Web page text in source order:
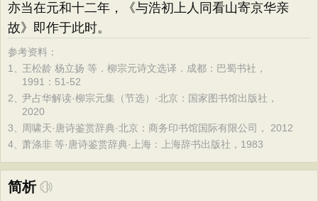
亦当在元和十二年，《与浩初上人同看山寄京华亲
故》即作于此时。
参考资料：
1、王松龄 杨立扬 等．柳宗元诗文选译．成都：巴蜀书社，
1991：51-52
2、尹占华解读·柳宗元集（节选）·北京：国家图书馆出版社，
2020
3、 周啸天·唐诗鉴赏辞典·北京：商务印书馆国际有限公司， 2012
4、萧涤非 等·唐诗鉴赏辞典·上海：上海辞书出版社，1983
简析